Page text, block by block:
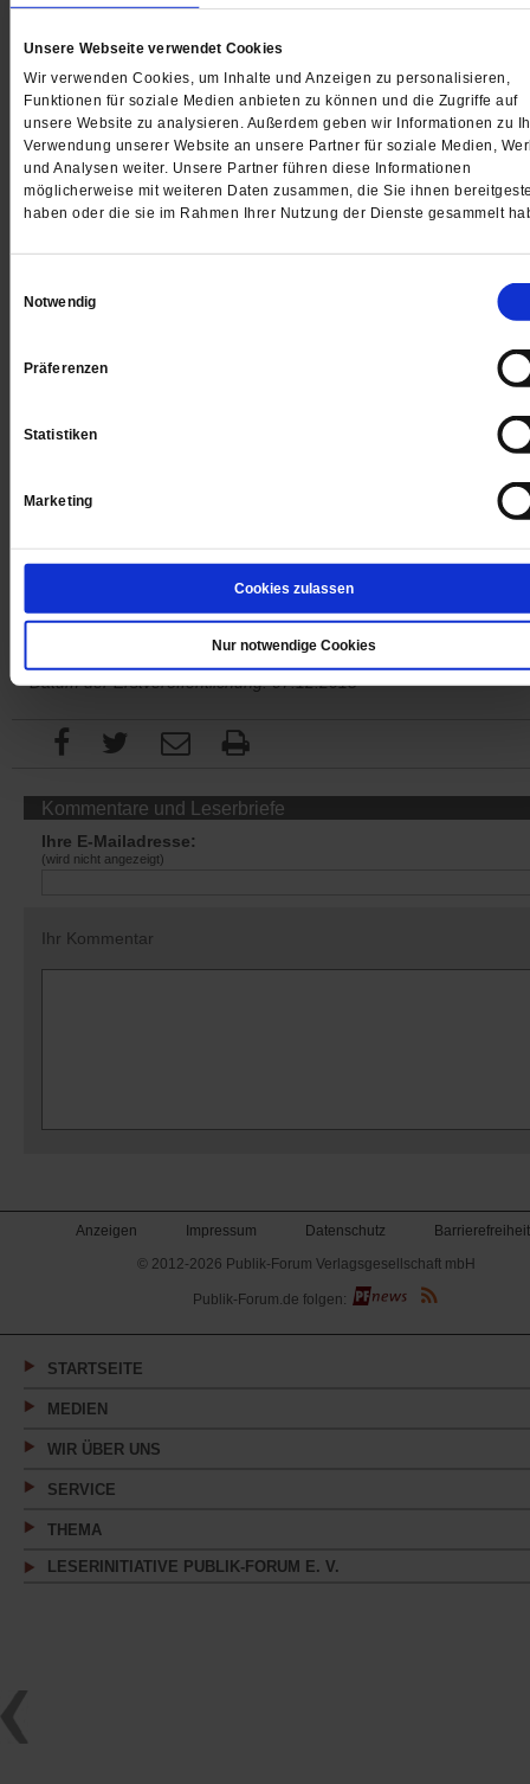
Unsere Webseite verwendet Cookies
Wir verwenden Cookies, um Inhalte und Anzeigen zu personalisieren,
Funktionen für soziale Medien anbieten zu können und die Zugriffe auf
unsere Website zu analysieren. Außerdem geben wir Informationen zu
Verwendung unserer Website an unsere Partner für soziale Medien,
und Analysen weiter. Unsere Partner führen diese Informationen
möglicherweise mit weiteren Daten zusammen, die Sie ihnen
haben oder die sie im Rahmen Ihrer Nutzung der Dienste gesammelt
Notwendig
Präferenzen
Statistiken
Marketing
Cookies zulassen
Nur notwendige Cookies
Jetzt für 5 € testen
Sie haben bereits ein -Abo? Hier anmelden
Datum der Erstveröffentlichung: 07.12.2018
Kommentare und Leserbriefe
Ihre E-Mailadresse:
(wird nicht angezeigt)
Ihr Kommentar
Anzeigen Impressum Datenschutz
Barrierefreiheit
© 2012-2026 Publik-Forum Verlagsgesellschaft mbH
(Öffnet
in
neuen
Publik-Forum.de folgen:
STARTSEITE
MEDIEN
WIR ÜBER UNS
SERVICE
THEMA
LESERINITIATIVE PUBLIK-FORUM E. V.